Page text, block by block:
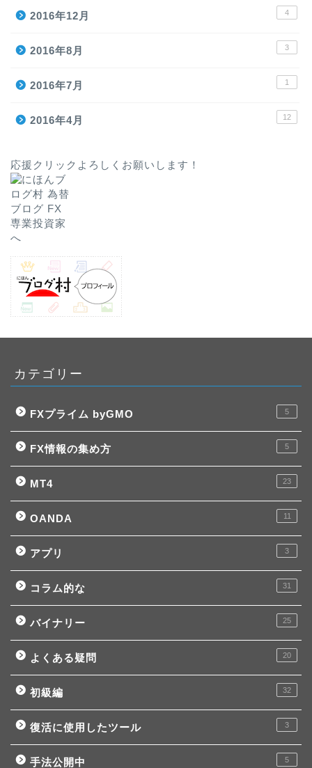
2016年12月 4
2016年8月 3
2016年7月 1
2016年4月 12
応援クリックよろしくお願いします！
カテゴリー
FXプライム byGMO 5
FX情報の集め方 5
MT4 23
OANDA 11
アプリ 3
コラム的な 31
バイナリー 25
よくある疑問 20
初級編 32
復活に使用したツール 3
手法公開中 5